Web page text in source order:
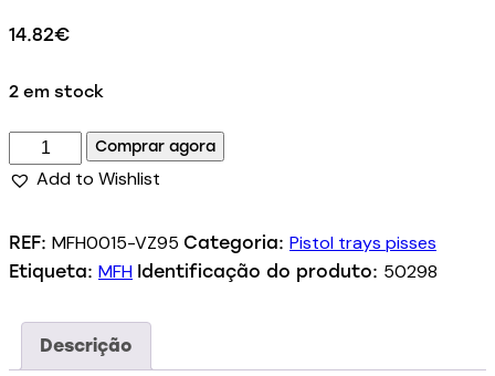
14.82€
2 em stock
Comprar agora
Add to Wishlist
REF: MFH0015-VZ95 Categoria: Pistol trays pisses
Etiqueta: MFH Identificação do produto: 50298
Descrição